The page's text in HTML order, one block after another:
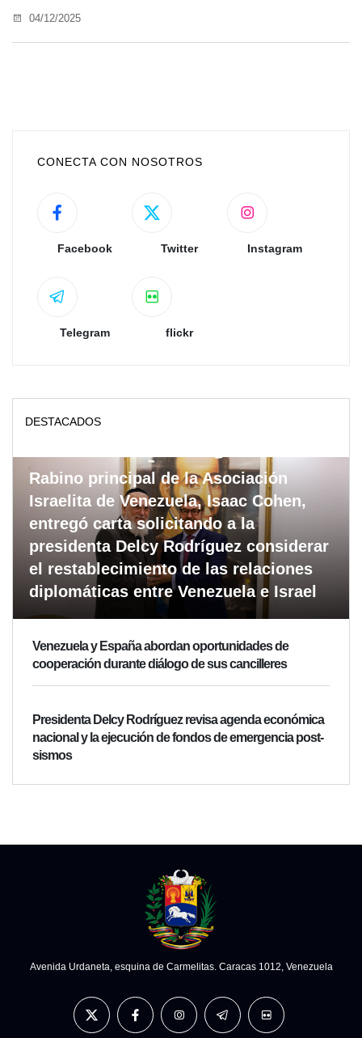
04/12/2025
CONECTA CON NOSOTROS
Facebook Twitter Instagram
Telegram flickr
DESTACADOS
Rabino principal de la Asociación
Israelita de Venezuela, Isaac Cohen,
entregó carta solicitando a la
presidenta Delcy Rodríguez considerar
el restablecimiento de las relaciones
diplomáticas entre Venezuela e Israel
Venezuela y España abordan oportunidades de
cooperación durante diálogo de sus cancilleres
Presidenta Delcy Rodríguez revisa agenda económica
nacional y la ejecución de fondos de emergencia post-
sismos
Avenida Urdaneta, esquina de Carmelitas. Caracas 1012, Venezuela